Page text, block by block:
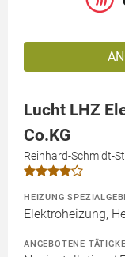
Lucht LHZ
Co.KG
Reinhard-Schmidt-
HEIZUNG
Elektroheizung,
ANGEBOTENE